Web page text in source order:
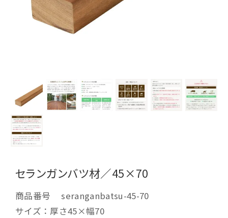
セランガンバツ材／45×70
商品番号
seranganbatsu-45-70
サイズ：厚さ45×幅70